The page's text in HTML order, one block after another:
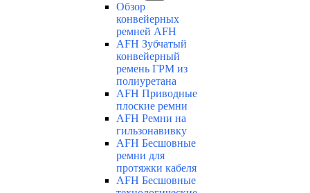
Обзор
конвейерных
ремней AFH
AFH Зубчатый
конвейерный
ремень ГРМ из
полиуретана
AFH Приводные
плоские ремни
AFH Ремни на
гильзонавивку
AFH Бесшовные
ремни для
протяжки кабеля
AFH Бесшовные